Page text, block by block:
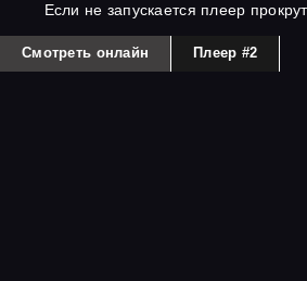
Если не запускается плеер
Смотреть онлайн Плеер #2